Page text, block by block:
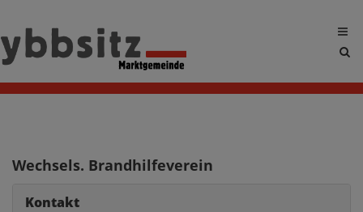
Wechsels. Brandhilfeverein
Kontakt